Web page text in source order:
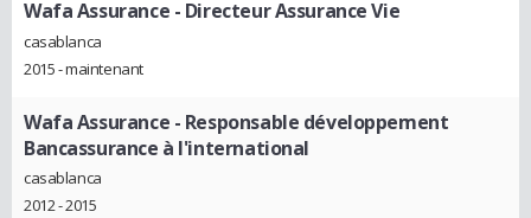
Wafa Assurance - Directeur Assurance Vie
casablanca
2015 - maintenant
Wafa Assurance - Responsable développement
Bancassurance à l'international
casablanca
2012 - 2015